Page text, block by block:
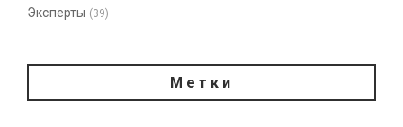
Эксперты (39)
Метки